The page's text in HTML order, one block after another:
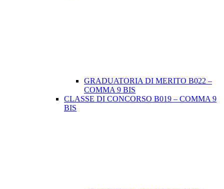
GRADUATORIA DI MERITO B022 –
COMMA 9 BIS
CLASSE DI CONCORSO B019 – COMMA 9
BIS